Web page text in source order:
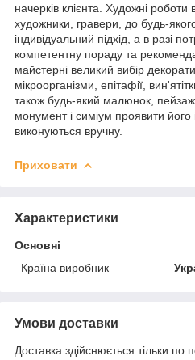
начерків клієнта. Художні
художники, гравери, до будь-
індивідуальний підхід, а в разі
компетентну пораду та
майстерні великий вибір
мікроорганізми, епітафії,
також будь-який малюнок,
монумент і симіум проявити його
виконуються вручну.
Приховати
Характеристики
Основні
Країна виробник
Умови доставки
Доставка здійснюється тільки по